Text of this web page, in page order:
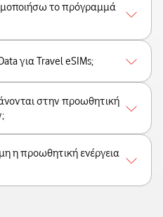
το πρόγραμμά
για Travel eSIMs;
στην προωθητική
η προωθητική ενέργεια